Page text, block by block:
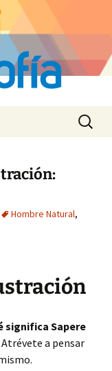
Buscar:
Hombre Natural,
significa Sapere
Atrévete a pensar